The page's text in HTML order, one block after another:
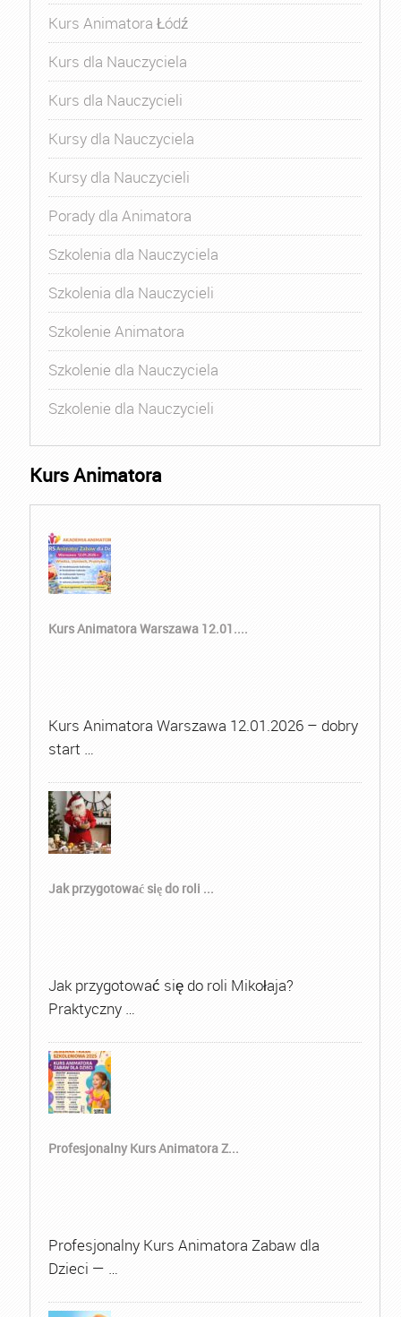
Kurs Animatora Łódź
Kurs dla Nauczyciela
Kurs dla Nauczycieli
Kursy dla Nauczyciela
Kursy dla Nauczycieli
Porady dla Animatora
Szkolenia dla Nauczyciela
Szkolenia dla Nauczycieli
Szkolenie Animatora
Szkolenie dla Nauczyciela
Szkolenie dla Nauczycieli
Kurs Animatora
Kurs Animatora Warszawa 12.01....
Kurs Animatora Warszawa 12.01.2026 – dobry
start …
Jak przygotować się do roli ...
Jak przygotować się do roli Mikołaja?
Praktyczny …
Profesjonalny Kurs Animatora Z...
Profesjonalny Kurs Animatora Zabaw dla
Dzieci — …